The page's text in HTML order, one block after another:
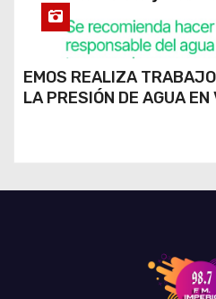
EMOS REALIZA
LA PRESIÓN DE AGUA